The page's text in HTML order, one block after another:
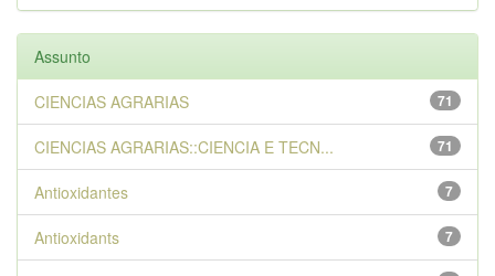
Assunto
71
CIENCIAS AGRARIAS
71
CIENCIAS AGRARIAS::CIENCIA E TECN...
7
Antioxidantes
7
Antioxidants